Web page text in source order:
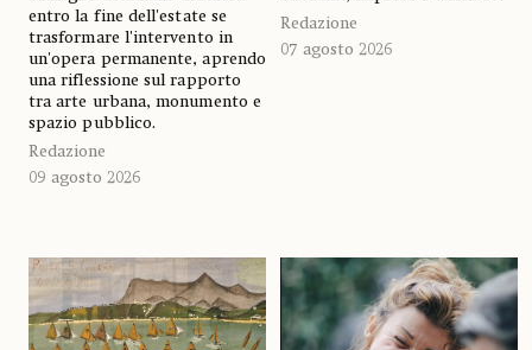
entro la fine dell'estate se
trasformare l'intervento in
un'opera permanente, aprendo
una riflessione sul rapporto
tra arte urbana, monumento e
spazio pubblico.
Redazione
09 agosto 2026
Redazione
07 agosto 2026